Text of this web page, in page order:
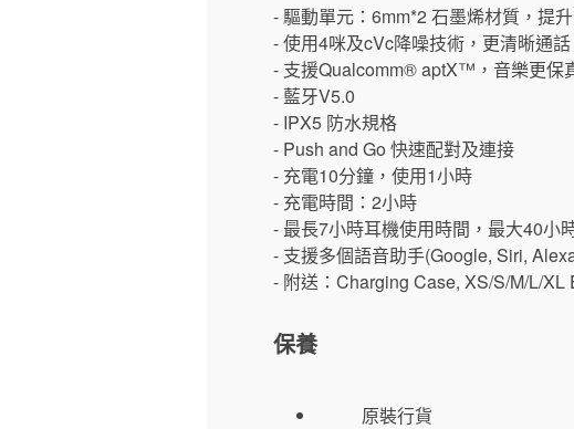
- 驅動單元：6mm*2 石墨烯材質，提
- 使用4咪及cVc降噪技術，更清晰通話
- 支援Qualcomm® aptX™，音樂更保
- 藍牙V5.0
- IPX5 防水規格
- Push and Go 快速配對及連接
- 充電10分鐘，使用1小時
- 充電時間：2小時
- 最長7小時耳機使用時間，最大40小
- 支援多個語音助手(Google, Siri,
- 附送：Charging Case, XS/S/M/L/
保養
原裝行貨